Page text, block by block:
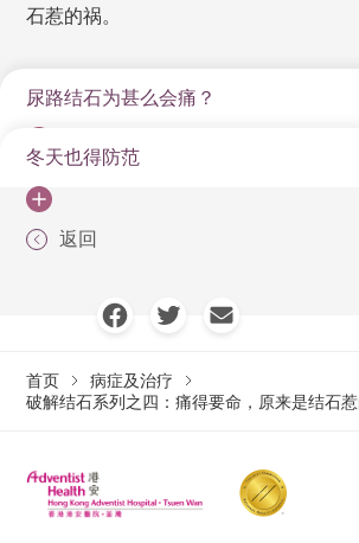
石惹的祸。
尿路结石为甚么会痛？
尿路结石是在尿液的通道里“长”出来的
悄悄地隐匿在身体里，至病发时，让人
在──其症状由完全没有感觉，到痛到丧
预警地出现剧烈绞痛，有时还会辐射到
并且，结石在尿道内移动时常刮伤尿道
染，可能出现发烧、发冷、恶心等症状
理，有可能引发后续肾功能受损。
冬天也得防范
一般约为女性的三倍。不过，无论哪一
因为天气炎热，流汗多，尿量少，致尿
亦即当地气温较高的月份。
果时常坐在办公室，少走动，常憋尿，
入冬季，尿液也容易变得浓缩和出现结
返回
首页
病症及治疗
破解结石系列之四：痛得要命，原来是结石惹